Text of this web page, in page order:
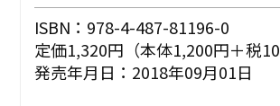
ISBN：978-4-487-81196-0
定価1,320円（本体1,200円＋税
発売年月日：2018年09月01日